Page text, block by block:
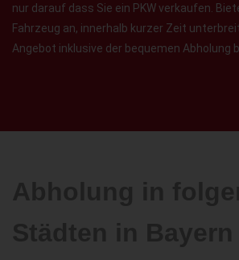
nur darauf dass Sie ein PKW verkaufen.
Fahrzeug an, innerhalb kurzer Zeit
Angebot inklusive der bequemen Abholung